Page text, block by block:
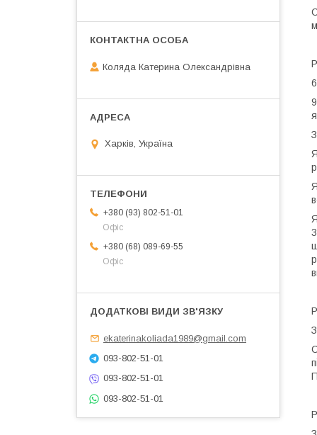
Коляда Катерина Олександрівна
Харків, Україна
+380 (93) 802-51-01
Офіс
+380 (68) 089-69-55
Офіс
ekaterinakoliada1989@gmail.com
093-802-51-01
093-802-51-01
093-802-51-01